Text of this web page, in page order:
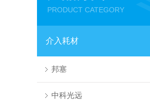
PRODUCT CATEGORY
介入耗材
邦塞
中科光远